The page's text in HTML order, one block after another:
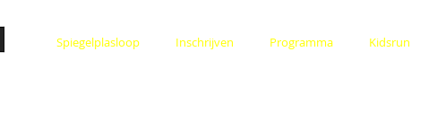
Spiegelplasloop Inschrijven Programma Kidsrun